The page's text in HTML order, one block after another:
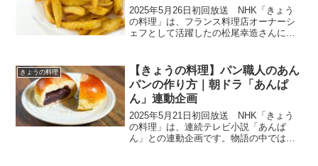
2025年5月26日初回放送 NHK「きょう
の料理」は、フランス料理店オーナーシ
ェフとして活躍したの松尾幸造さんによ
ト』を教えて頂きました。長年第一線で
活躍してきた松尾...
きょうの料理
【きょうの料理】パン職人のあん
パンの作り方｜朝ドラ「あんぱ
ん」連動企画
2025年5月21日初回放送 NHK「きょう
の料理」は、連続テレビ小説「あんぱ
ん」との連動企画です。物語の中では、